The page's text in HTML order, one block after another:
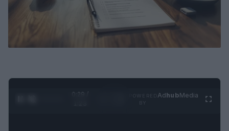
0:30 /
AdhubMedia